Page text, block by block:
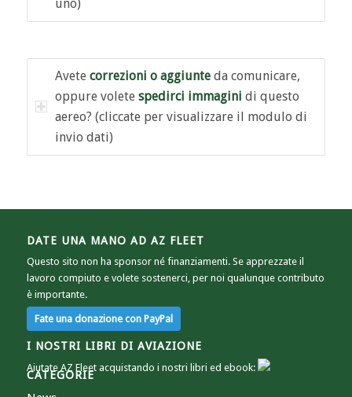
uno)
Avete correzioni o aggiunteda comunicare,
oppure volete spedirci immagini di questo
aereo? (cliccate per visualizzare il modulo di
invio dati)
DATE UNA MANO AD AZ FLEET
Questo sito non ha sponsor né finanziamenti. Se apprezzate il
lavoro compiuto e volete sostenerci, per noi qualunque contributo
è importante.
I NOSTRI LIBRI DI AVIAZIONE
Aiutate AZ Fleet acquistando i nostri libri ed ebook:
CATEGORIE